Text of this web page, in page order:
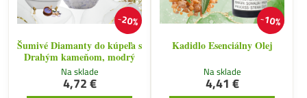
20%
Šumivé Diamanty do kúpeľa s
Drahým kameňom, modrý
Na sklade
4,72 €
10%
Kadidlo Esenciálny Olej
Na sklade
4,41 €